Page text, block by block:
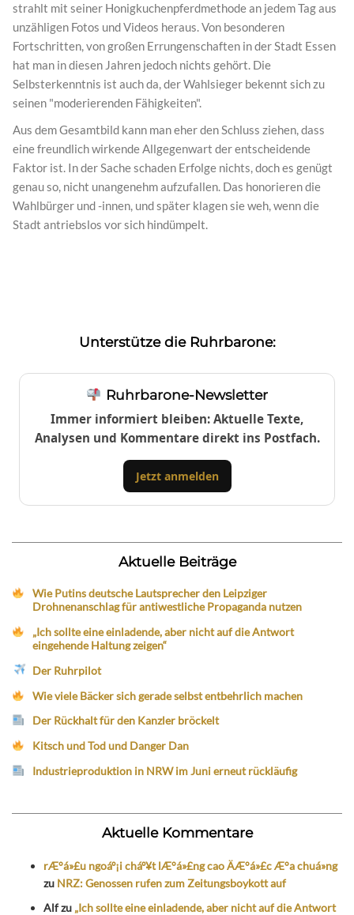
strahlt mit seiner Honigkuchenpferdmethode an jedem Tag aus
unzähligen Fotos und Videos heraus. Von besonderen
Fortschritten, von großen Errungenschaften in der Stadt Essen
hat man in diesen Jahren jedoch nichts gehört. Die
Selbsterkenntnis ist auch da, der Wahlsieger bekennt sich zu
seinen "moderierenden Fähigkeiten".
Aus dem Gesamtbild kann man eher den Schluss ziehen, dass
eine freundlich wirkende Allgegenwart der entscheidende
Faktor ist. In der Sache schaden Erfolge nichts, doch es genügt
genau so, nicht unangenehm aufzufallen. Das honorieren die
Wahlbürger und -innen, und später klagen sie weh, wenn die
Stadt antriebslos vor sich hindümpelt.
Unterstütze die Ruhrbarone:
Ruhrbarone-Newsletter
Immer informiert bleiben: Aktuelle Texte,
Analysen und Kommentare direkt ins Postfach.
Jetzt anmelden
Aktuelle Beiträge
Wie Putins deutsche Lautsprecher den Leipziger
Drohnenanschlag für antiwestliche Propaganda nutzen
„Ich sollte eine einladende, aber nicht auf die Antwort
eingehende Haltung zeigen“
Der Ruhrpilot
Wie viele Bäcker sich gerade selbst entbehrlich machen
Der Rückhalt für den Kanzler bröckelt
Kitsch und Tod und Danger Dan
Industrieproduktion in NRW im Juni erneut rückläufig
Aktuelle Kommentare
rÆ°á»£u ngoáº¡i cháº¥t lÆ°á»£ng cao ÄÆ°á»£c Æ°a chuá»ng
zu NRZ: Genossen rufen zum Zeitungsboykott auf
Alfzu „Ich sollte eine einladende, aber nicht auf die Antwort